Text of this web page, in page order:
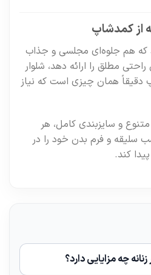
از کمدشاپ
که هم جلوه‌ای مجلسی و جذاب
مطلق را ارائه دهد، شلوار
دقیقاً همان چیزی است که نیاز
و سایزبندی کامل، هر
سلیقه و فرم بدن خود را در
کند.
چه مزایایی دارد؟